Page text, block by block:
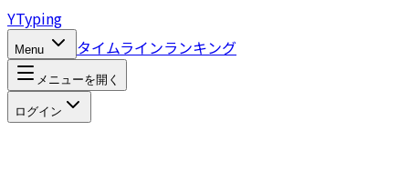
YTyping
Menu タイムラインランキング
メニューを開く
ログイン